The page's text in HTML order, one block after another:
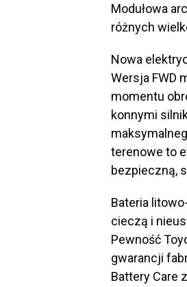
Modułowa
różnych
Nowa
Wersja FWD
momentu
konnymi
terenowe to
bezpieczną,
Bateria
cieczą i
Pewność
gwarancji
Battery Care